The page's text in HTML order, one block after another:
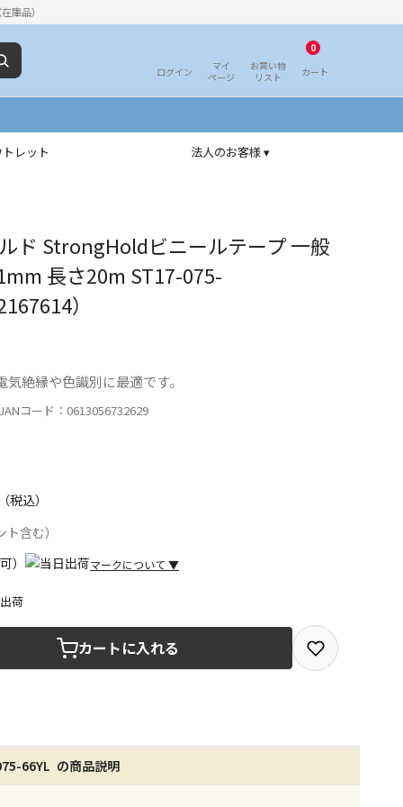
庫品）
ログイン
マイ
ページ
お買い物
リスト
0
カート
レット 法人のお客様 ▾
ド StrongHoldビニールテープ 一般
長さ20m ST17-075-
）
絶縁や色識別に最適です。
コード：0613056732629
（税込）
含む）
マークについて ▼
を選択できる商品です
で受取ができる商品です（宅配便でのお届けができませ
荷
カートに入れる
66YL の商品説明